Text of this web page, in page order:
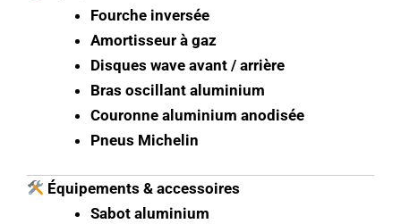
Fourche inversée
Amortisseur à gaz
Disques wave avant / arrière
Bras oscillant aluminium
Couronne aluminium anodisée
Pneus Michelin
Équipements & accessoires
Sabot aluminium